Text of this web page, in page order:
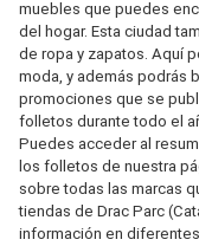
muebles que puedes
del hogar. Esta ciudad
de ropa y zapatos. Aquí
moda, y además podrás
promociones que se
folletos durante todo el
Puedes acceder al
los folletos de nuestra
sobre todas las marcas
tiendas de Drac Parc
información en